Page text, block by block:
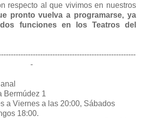
respecto al que vivimos en nuestros
pronto vuelva a programarse, ya
funciones en los Teatros del
-
Bermúdez 1
a Viernes a las 20:00, Sábados
18:00.